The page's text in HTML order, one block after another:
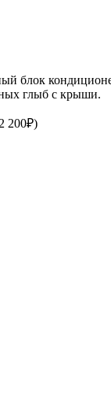
блок
глыб с крыши.
2 200₽)